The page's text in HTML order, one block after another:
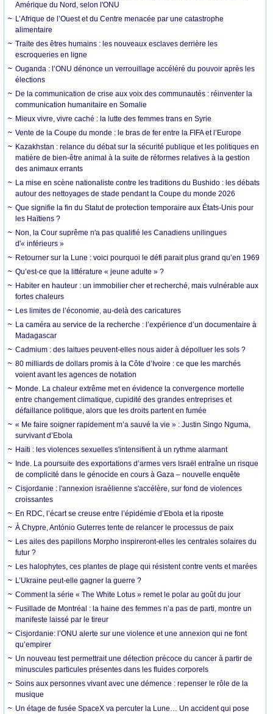
Amérique du Nord, selon l'ONU
L’Afrique de l’Ouest et du Centre menacée par une catastrophe
alimentaire
Traite des êtres humains : les nouveaux esclaves derrière les
escroqueries en ligne
Ouganda : l’ONU dénonce un verrouillage accéléré du pouvoir après les
élections
De la communication de crise aux voix des communautés : réinventer la
communication humanitaire en Somalie
Mieux vivre, vivre caché : la lutte des femmes trans en Syrie
Vente de la Coupe du monde : le bras de fer entre la FIFA et l’Europe
Kazakhstan : relance du débat sur la sécurité publique et les politiques en
matière de bien-être animal à la suite de réformes relatives à la gestion
des animaux errants
La mise en scène nationaliste contre les traditions du Bushido : les débats
autour des nettoyages de stade pendant la Coupe du monde 2026
Que signifie la fin du Statut de protection temporaire aux États-Unis pour
les Haïtiens ?
Non, la Cour suprême n'a pas qualifié les Canadiens unilingues
d'« inférieurs »
Retourner sur la Lune : voici pourquoi le défi parait plus grand qu’en 1969
Qu’est-ce que la littérature « jeune adulte » ?
Habiter en hauteur : un immobilier cher et recherché, mais vulnérable aux
fortes chaleurs
Les limites de l’économie, au-delà des caricatures
La caméra au service de la recherche : l’expérience d’un documentaire à
Madagascar
Cadmium : des laitues peuvent-elles nous aider à dépolluer les sols ?
80 milliards de dollars promis à la Côte d’Ivoire : ce que les marchés
voient avant les agences de notation
Monde. La chaleur extrême met en évidence la convergence mortelle
entre changement climatique, cupidité des grandes entreprises et
défaillance politique, alors que les droits partent en fumée
« Me faire soigner rapidement m’a sauvé la vie » : Justin Singo Nguma,
survivant d’Ebola
Haïti : les violences sexuelles s'intensifient à un rythme alarmant
Inde. La poursuite des exportations d’armes vers Israël entraîne un risque
de complicité dans le génocide en cours à Gaza – nouvelle enquête
Cisjordanie : l'annexion israélienne s'accélère, sur fond de violences
croissantes
En RDC, l’écart se creuse entre l’épidémie d’Ebola et la riposte
À Chypre, António Guterres tente de relancer le processus de paix
Les ailes des papillons Morpho inspireront-elles les centrales solaires du
futur ?
Les halophytes, ces plantes de plage qui résistent contre vents et marées
L’Ukraine peut-elle gagner la guerre ?
Comment la série « The White Lotus » remet le polar au goût du jour
Fusillade de Montréal : la haine des femmes n’a pas de parti, montre un
manifeste laissé par le tireur
Cisjordanie: l’ONU alerte sur une violence et une annexion qui ne font
qu’empirer
Un nouveau test permettrait une détection précoce du cancer à partir de
minuscules particules présentes dans les fluides corporels
Soins aux personnes vivant avec une démence : repenser le rôle de la
musique
Un étage de fusée SpaceX va percuter la Lune… Un accident qui pose